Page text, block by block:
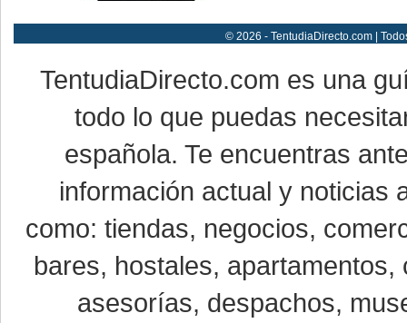
© 2026 - TentudiaDirecto.com |
TentudiaDirecto.com es una
todo lo que puedas
española. Te encuentras
información actual y noticias
como: tiendas, negocios,
bares, hostales,
asesorías, despachos,